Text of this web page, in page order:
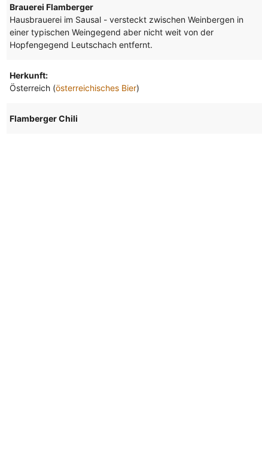
Brauerei Flamberger
Hausbrauerei im Sausal - versteckt zwischen Weinbergen in
einer typischen Weingegend aber nicht weit von der
Hopfengegend Leutschach entfernt.
Herkunft:
Österreich (österreichisches Bier)
Flamberger Chili